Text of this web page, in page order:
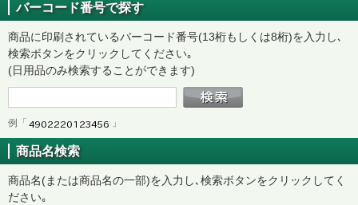
バーコード番号で探す
商品に印刷されているバーコード番号(13桁もしくは8桁)を入力し､
検索ボタンをクリックしてください｡
(日用品のみ検索することができます)
例「 」
商品名検索
商品名(または商品名の一部)を入力し､検索ボタンをクリックしてく
ださい｡